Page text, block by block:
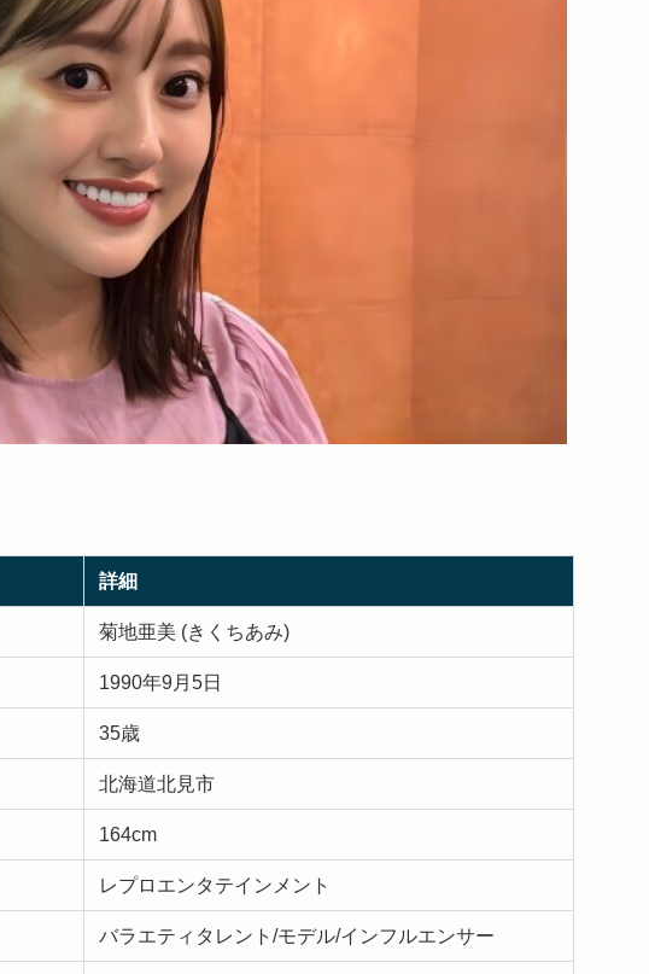
詳細
菊地亜美 (きくちあみ)
1990年9月5日
35歳
北海道北見市
164cm
レプロエンタテインメント
バラエティタレント/モデル/インフルエンサー